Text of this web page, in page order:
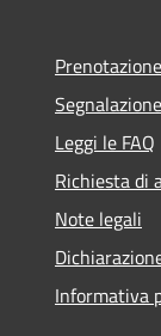
Leggi le FAQ
Richiesta di
Note legali
Informativa